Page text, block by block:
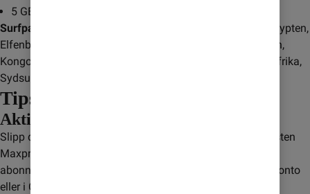
5 GB för 345 kr: skicka
Surfpaketet gäller i följande länder:
Benin, Botswana, Egypten,
Elfenbenskusten, Ghana, Guinea, Guinea Bissau, Kamerun,
Kongo-Brazzaville, Liberia, Libyen, Nigeria, Rwanda, Sydafrika,
Sydsudan, Swaziland, Tunisien, Uganda, Zambia.
Tips! Undvik onödiga kostnader
Aktivera Maxpris
Slipp dyra överraskningar när du är utomlands! Med tjänsten
Maxpris sätter du själv ett tak för extra kostnader på
abonnemanget. Du ställer enkelt in ditt Maxpris via Mitt konto
eller i Comviq-appen.